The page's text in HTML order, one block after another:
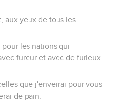
aux yeux de tous les
les nations qui
fureur et avec de furieux
que j'enverrai pour vous
de pain.